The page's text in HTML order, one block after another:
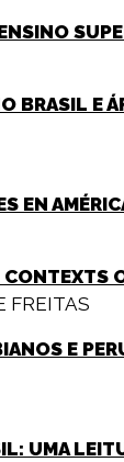
E
EN
FREITAS
E
UMA